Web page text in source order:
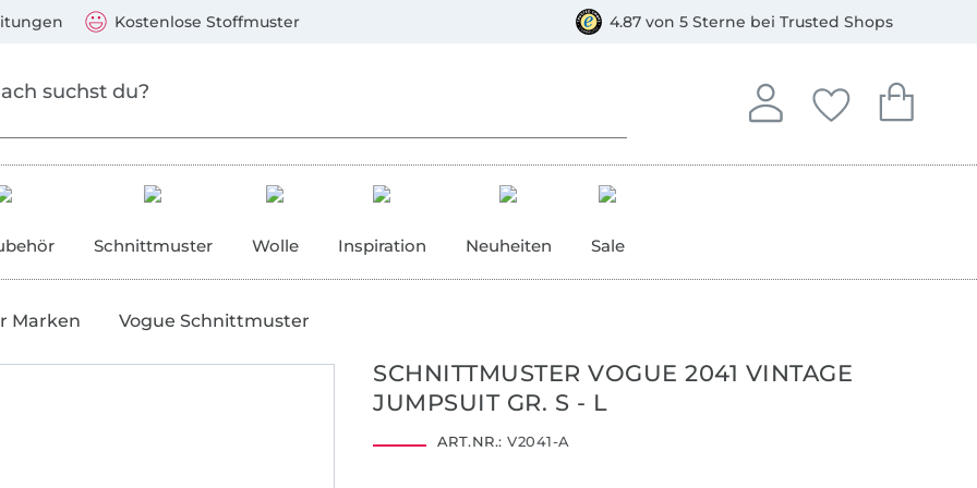
Kostenlose Stoffmuster 4.87 von 5 Sterne bei Trusted Shops
Anmelden
In deinem Konto
Deine
Du hast keine
Dein
Du hast
Schnittmuster Wolle Inspiration Neuheiten Sale
Marken Vogue Schnittmuster
SCHNITTMUSTER VOGUE 2041 VINTAGE
JUMPSUIT GR. S - L
ART.NR.: V2041-A
Mastercard, PayPal, Giropay, Kauf auf Rechnung, Vorkasse